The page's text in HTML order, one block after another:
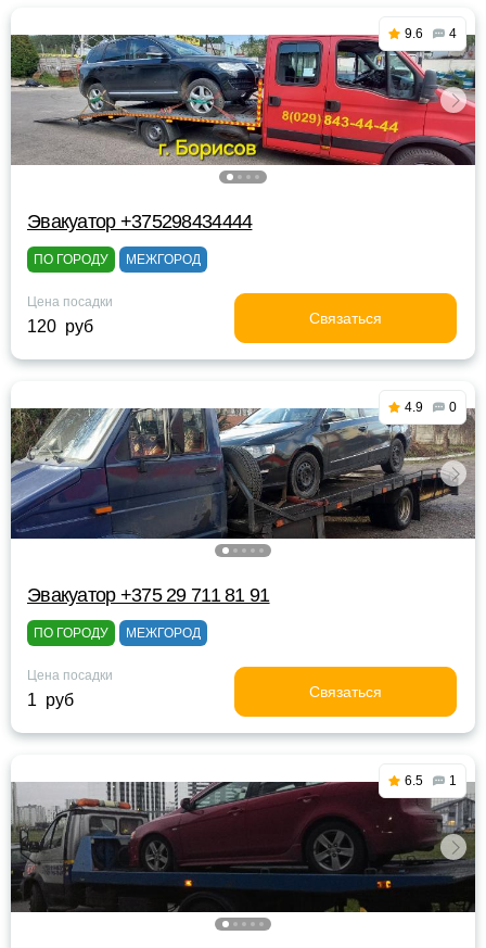
9.6 4
Эвакуатор +375298434444
ПО ГОРОДУ МЕЖГОРОД
Цена посадки
120 руб Связаться
4.9 0
Эвакуатор +375 29 711 81 91
ПО ГОРОДУ МЕЖГОРОД
Цена посадки
1 руб Связаться
6.5 1